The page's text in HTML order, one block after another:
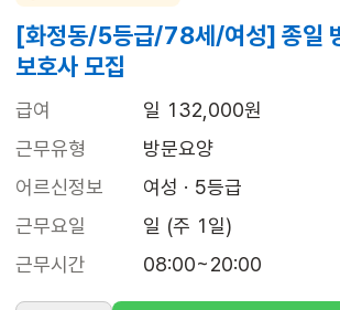
[화정동/5등급/78세/여성] 종일
보호사 모집
급여
일 132,000원
근무유형
방문요양
어르신정보
여성 · 5등급
근무요일
일 (주 1일)
근무시간
08:00~20:00